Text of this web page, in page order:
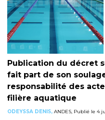
Publication du décret
fait part de son
responsabilité des
filière aquatique
ODEYSSA DENIS, ANDES, Publié le 4